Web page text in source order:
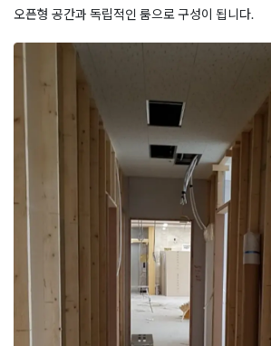
오픈형 공간과 독립적인 룸으로 구성이 됩니다.